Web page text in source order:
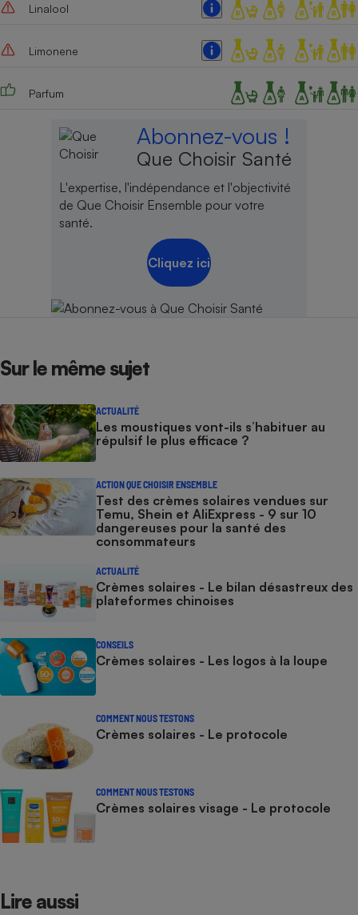
Linalool
Limonene
Parfum
Abonnez-vous !
Que Choisir Santé
L'expertise, l'indépendance et l'objectivité
de Que Choisir Ensemble pour votre
santé.
Cliquez ici
Sur le même sujet
ACTUALITÉ
Les moustiques vont-ils s’habituer au
répulsif le plus efficace ?
ACTION QUE CHOISIR ENSEMBLE
Test des crèmes solaires vendues sur
Temu, Shein et AliExpress - 9 sur 10
dangereuses pour la santé des
consommateurs
ACTUALITÉ
Crèmes solaires - Le bilan désastreux des
plateformes chinoises
CONSEILS
Crèmes solaires - Les logos à la loupe
COMMENT NOUS TESTONS
Crèmes solaires - Le protocole
COMMENT NOUS TESTONS
Crèmes solaires visage - Le protocole
Lire aussi